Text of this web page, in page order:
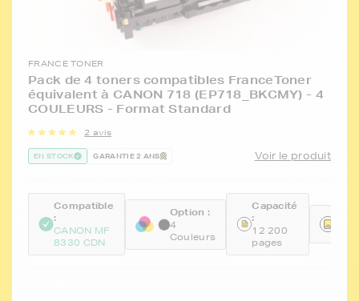
FRANCE TONER
Pack de 4 toners compatibles FranceToner
équivalent à CANON 718 (EP718_BKCMY) - 4
COULEURS - Format Standard
2 avis
EN STOCK GARANTIE 2 ANS Voir le produit
Compatible
:
CANON MF
8330 CDN
Option :
4
Couleurs
Capacité
:
12 200
pages